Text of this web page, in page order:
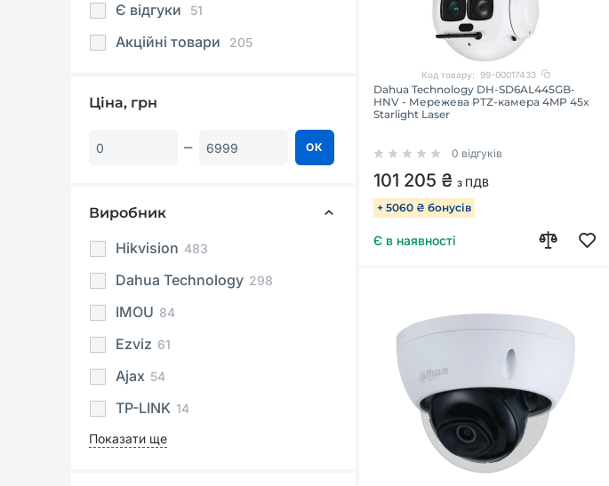
Є відгуки 51
Акційні товари 205
Ціна, грн
ОК
Виробник
Hikvision 483
Dahua Technology 298
IMOU 84
Ezviz 61
Ajax 54
TP-LINK 14
Показати ще
Код товару: 99-00017433
Dahua Technology DH-SD6AL445GB-
HNV - Мережева PTZ-камера 4MP 45x
Starlight Laser
0 відгуків
101 205 ₴ з ПДВ
+ 5060 ₴ бонусів
Є в наявності